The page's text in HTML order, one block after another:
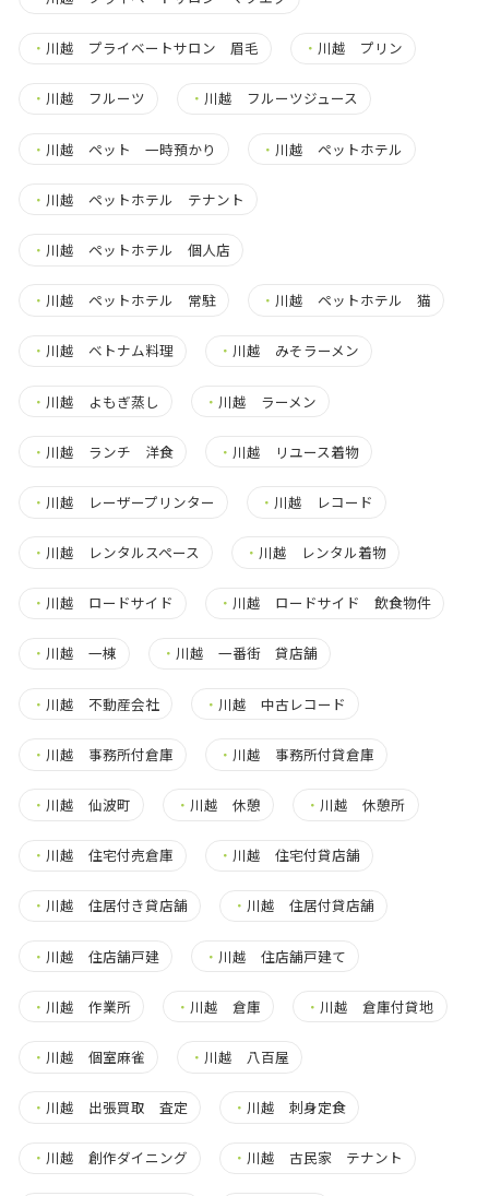
・ 川越 プライベートサロン 眉毛 ・ 川越 プリン
・ 川越 フルーツ ・ 川越 フルーツジュース
・ 川越 ペット 一時預かり ・ 川越 ペットホテル
・ 川越 ペットホテル テナント
・ 川越 ペットホテル 個人店
・ 川越 ペットホテル 常駐 ・ 川越 ペットホテル 猫
・ 川越 ベトナム料理 ・ 川越 みそラーメン
・ 川越 よもぎ蒸し ・ 川越 ラーメン
・ 川越 ランチ 洋食 ・ 川越 リユース着物
・ 川越 レーザープリンター ・ 川越 レコード
・ 川越 レンタルスペース ・ 川越 レンタル着物
・ 川越 ロードサイド ・ 川越 ロードサイド 飲食物件
・ 川越 一棟 ・ 川越 一番街 貸店舗
・ 川越 不動産会社 ・ 川越 中古レコード
・ 川越 事務所付倉庫 ・ 川越 事務所付貸倉庫
・ 川越 仙波町 ・ 川越 休憩 ・ 川越 休憩所
・ 川越 住宅付売倉庫 ・ 川越 住宅付貸店舗
・ 川越 住居付き貸店舗 ・ 川越 住居付貸店舗
・ 川越 住店舗戸建 ・ 川越 住店舗戸建て
・ 川越 作業所 ・ 川越 倉庫 ・ 川越 倉庫付貸地
・ 川越 個室麻雀 ・ 川越 八百屋
・ 川越 出張買取 査定 ・ 川越 刺身定食
・ 川越 創作ダイニング ・ 川越 古民家 テナント